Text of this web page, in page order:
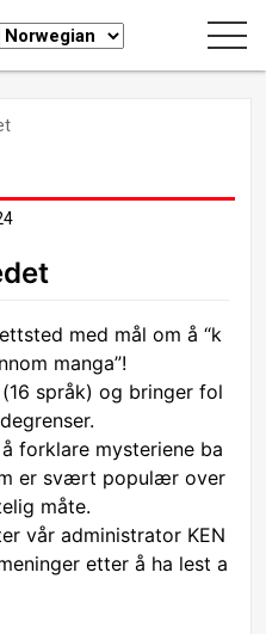
med mål om å “k
manga”!
språk) og bringer fol
forklare mysteriene ba
er svært populær over
måte.
vår administrator KEN
etter å ha lest a